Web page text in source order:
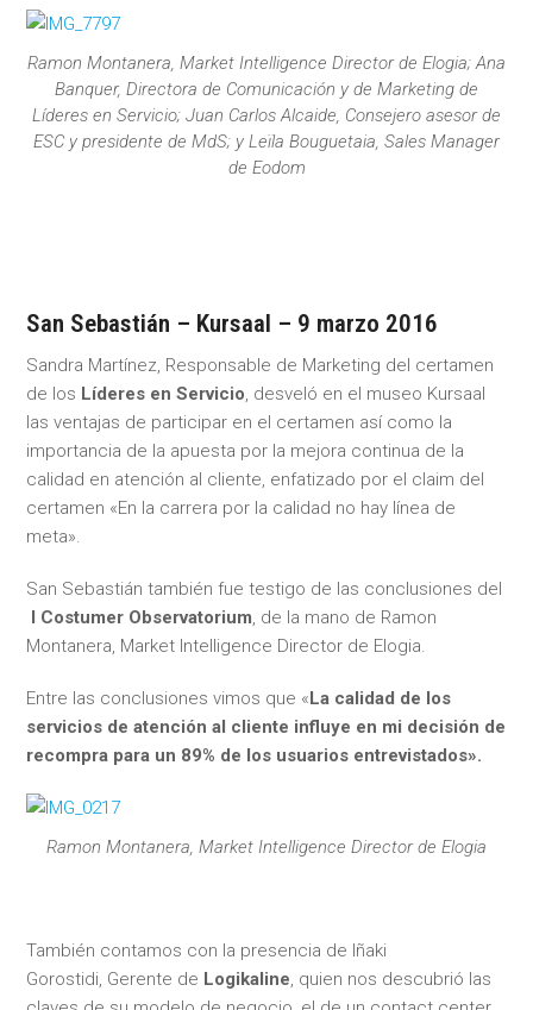
Ramon Montanera, Market Intelligence Director de Elogia; Ana
Banquer, Directora de Comunicación y de Marketing de
Líderes en Servicio; Juan Carlos Alcaide, Consejero asesor de
ESC y presidente de MdS; y Leïla Bouguetaia, Sales Manager
de Eodom
San Sebastián – Kursaal – 9 marzo 2016
Sandra Martínez, Responsable de Marketing del certamen
de los Líderes en Servicio, desveló en el museo Kursaal
las ventajas de participar en el certamen así como la
importancia de la apuesta por la mejora continua de la
calidad en atención al cliente, enfatizado por el claim del
certamen «En la carrera por la calidad no hay línea de
meta».
San Sebastián también fue testigo de las conclusiones del
I Costumer Observatorium, de la mano de Ramon
Montanera, Market Intelligence Director de Elogia.
Entre las conclusiones vimos que «La calidad de los
servicios de atención al cliente influye en mi decisión de
recompra para un 89% de los usuarios entrevistados».
Ramon Montanera, Market Intelligence Director de Elogia
También contamos con la presencia de Iñaki
Gorostidi, Gerente de Logikaline, quien nos descubrió las